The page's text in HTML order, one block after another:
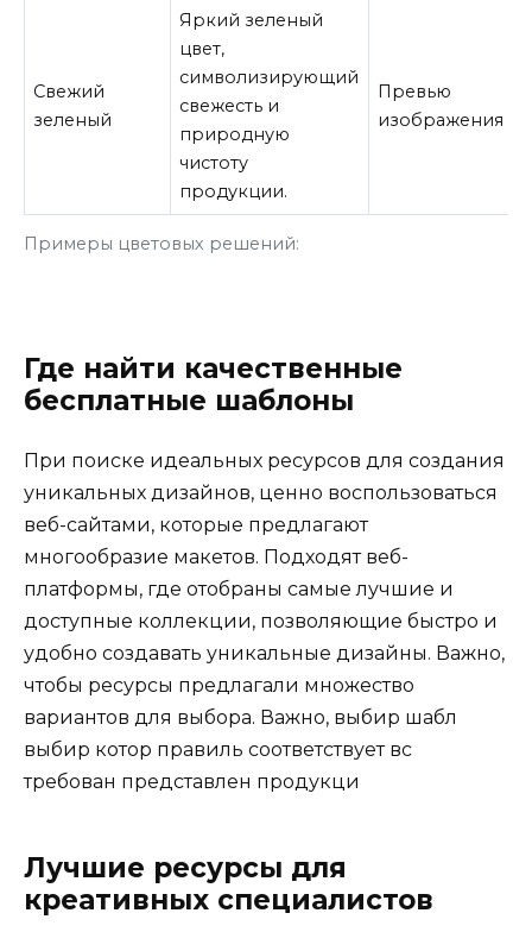
Примеры цветовых решений:
Свежий
зеленый
Яркий зеленый
цвет,
символизирующий
свежесть и
природную
чистоту
продукции.
Превью
изображения
Где найти качественные
бесплатные шаблоны
При поиске идеальных ресурсов для создания
уникальных дизайнов, ценно воспользоваться
веб-сайтами, которые предлагают
многообразие макетов. Подходят веб-
платформы, где отобраны самые лучшие и
доступные коллекции, позволяющие быстро и
удобно создавать уникальные дизайны. Важно,
чтобы ресурсы предлагали множество
вариантов для выбора. Важно, выбир шабл
выбир котор правиль соответствует вс
требован представлен продукци
Лучшие ресурсы для
креативных специалистов